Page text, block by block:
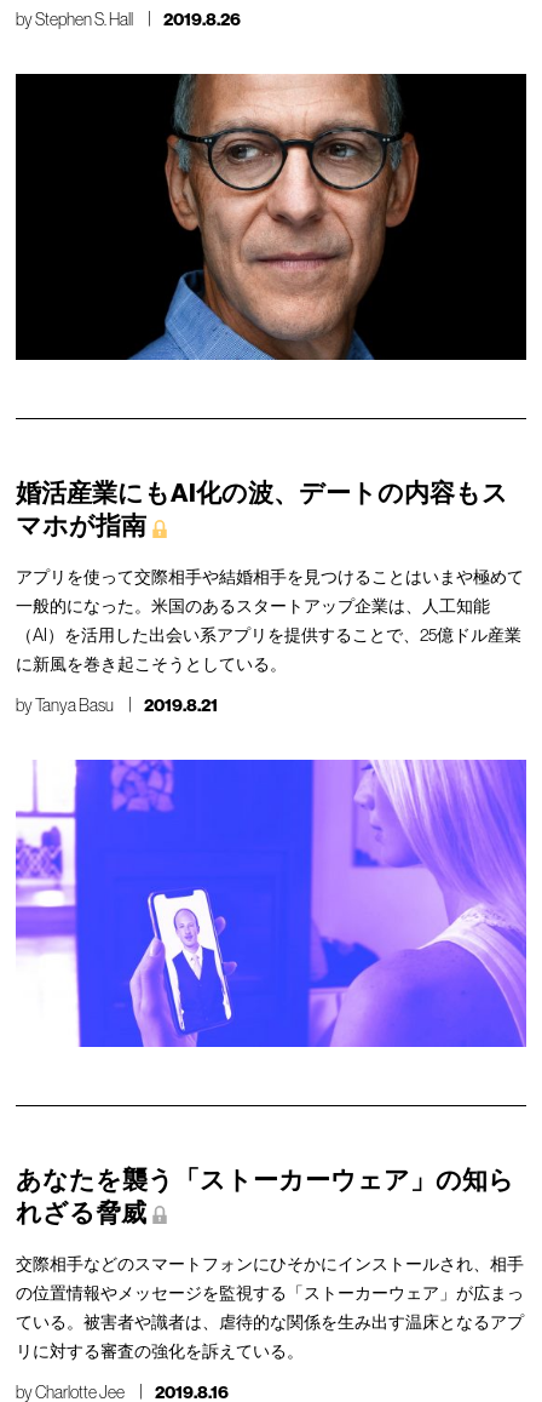
byStephen S. Hall 2019.8.26
婚活産業にもAI化の波、デートの内容もス
マホが指南
アプリを使って交際相手や結婚相手を見つけることはいまや極めて
一般的になった。米国のあるスタートアップ企業は、人工知能
（AI）を活用した出会い系アプリを提供することで、25億ドル産業
に新風を巻き起こそうとしている。
byTanya Basu 2019.8.21
あなたを襲う「ストーカーウェア」の知ら
れざる脅威
交際相手などのスマートフォンにひそかにインストールされ、相手
の位置情報やメッセージを監視する「ストーカーウェア」が広まっ
ている。被害者や識者は、虐待的な関係を生み出す温床となるアプ
リに対する審査の強化を訴えている。
byCharlotte Jee 2019.8.16